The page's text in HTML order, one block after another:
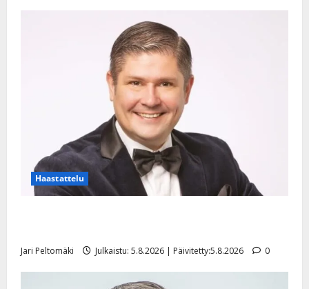
Haastattelu
Jari Peltomäki Julkaistu: 5.8.2026 | Päivitetty:5.8.2026 0